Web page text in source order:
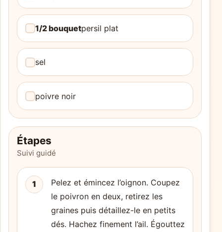
1/2 bouquetpersil plat
sel
poivre noir
Étapes
Suivi guidé
1
Pelez et émincez l’oignon. Coupez
le poivron en deux, retirez les
graines puis détaillez-le en petits
dés. Hachez finement l’ail. Égouttez